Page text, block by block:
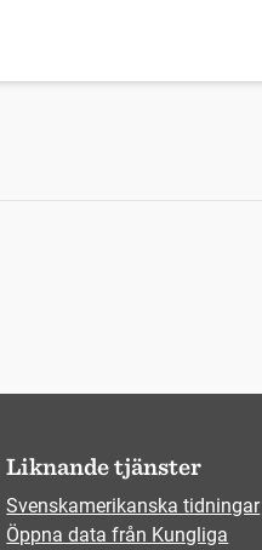
Liknande tjänster
Svenskamerikanska tidningar
Öppna data från Kungliga